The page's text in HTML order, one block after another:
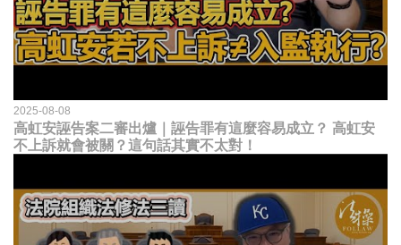
2025-08-08
高虹安誣告案二審出爐｜誣告罪有這麼容易成立？ 高虹安
不上訴就會被關？這句話其實不太對！